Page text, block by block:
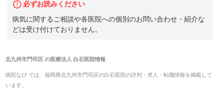
必ずお読みください
病気に関するご相談や各医院への個別のお問い合わせ・紹介な
どは受け付けておりません。
北九州市門司区の医療法人 白石医院情報
病院なび では、 福岡県北九州市門司区の白石医院の評判・求人・転職情報を掲載して
います。